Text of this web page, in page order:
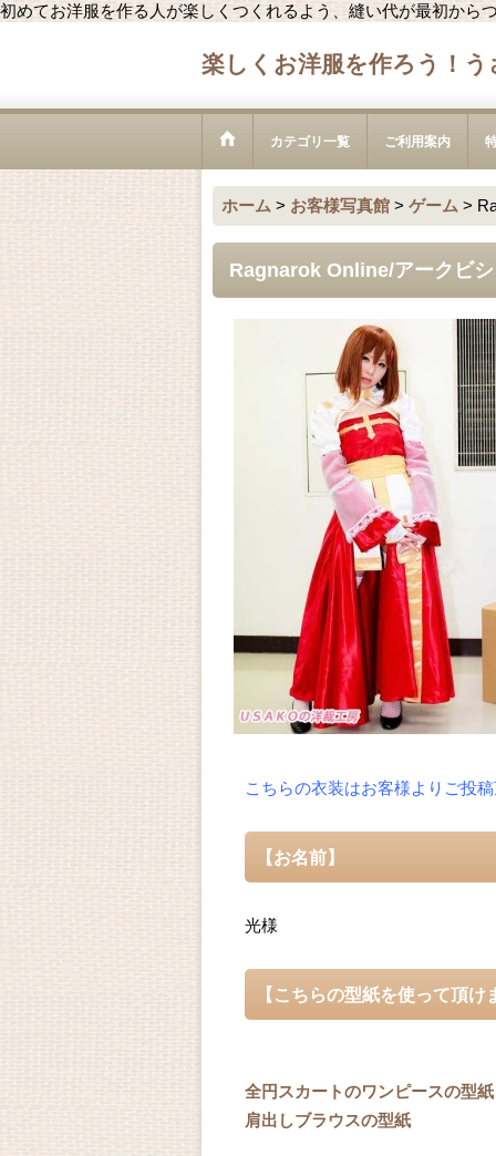
初めてお洋服を作る人が楽しくつくれるよう、縫い代が最初か
楽しくお洋服を作ろう！
カテゴリ一覧 ご利用案内
ホーム > お客様写真館 > ゲーム >
Ragnarok Online/アークビ
こちらの衣装はお客様よりご投
【お名前】
光様
【こちらの型紙を使って頂け
全円スカートのワンピースの型紙
肩出しブラウスの型紙